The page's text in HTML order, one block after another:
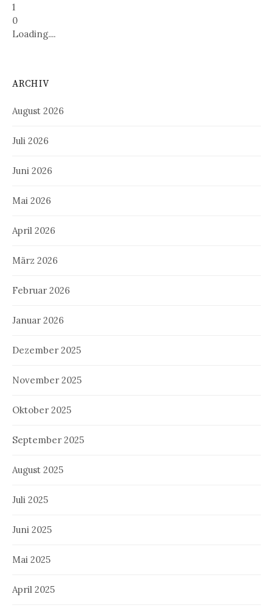
1
0
Loading....
ARCHIV
August 2026
Juli 2026
Juni 2026
Mai 2026
April 2026
März 2026
Februar 2026
Januar 2026
Dezember 2025
November 2025
Oktober 2025
September 2025
August 2025
Juli 2025
Juni 2025
Mai 2025
April 2025